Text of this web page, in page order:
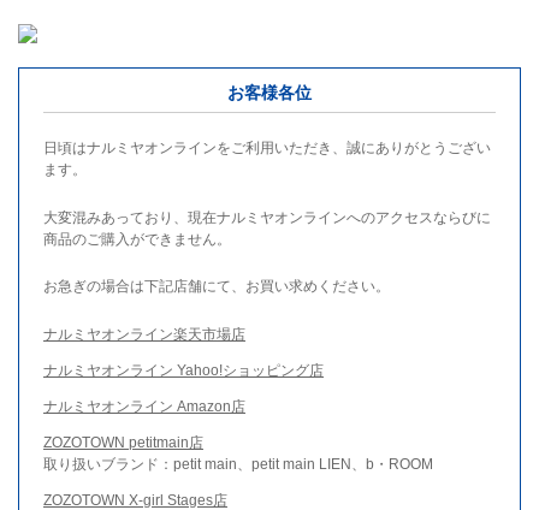
お客様各位
日頃はナルミヤオンラインをご利用いただき、誠にありがとうござい
ます。
大変混みあっており、現在ナルミヤオンラインへのアクセスならびに
商品のご購入ができません。
お急ぎの場合は下記店舗にて、お買い求めください。
ナルミヤオンライン楽天市場店
ナルミヤオンライン Yahoo!ショッピング店
ナルミヤオンライン Amazon店
ZOZOTOWN petitmain店
取り扱いブランド：petit main、petit main LIEN、b・ROOM
ZOZOTOWN X-girl Stages店